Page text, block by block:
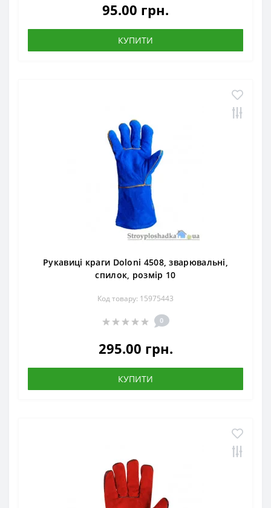
95.00 грн.
КУПИТИ
Рукавиці краги Doloni 4508, зварювальні,
спилок, розмір 10
Код товару: 15975443
0
295.00 грн.
КУПИТИ